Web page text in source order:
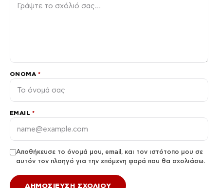
ΌΝΟΜΑ *
EMAIL *
Αποθήκευσε το όνομά μου, email, και τον ιστότοπο μου σε
αυτόν τον πλοηγό για την επόμενη φορά που θα σχολιάσω.